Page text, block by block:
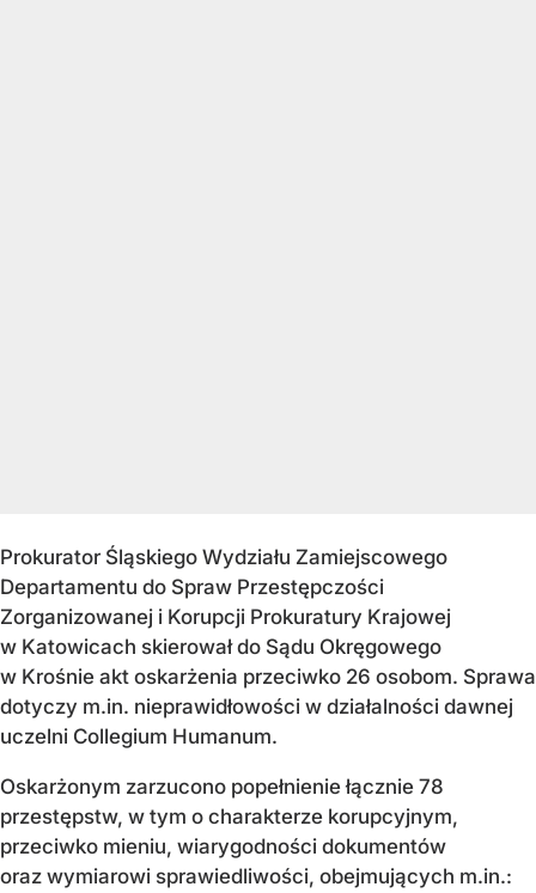
Prokurator Śląskiego Wydziału Zamiejscowego
Departamentu do Spraw Przestępczości
Zorganizowanej i Korupcji Prokuratury Krajowej
w Katowicach skierował do Sądu Okręgowego
w Krośnie akt oskarżenia przeciwko 26 osobom. Sprawa
dotyczy m.in. nieprawidłowości w działalności dawnej
uczelni Collegium Humanum.
Oskarżonym zarzucono popełnienie łącznie 78
przestępstw, w tym o charakterze korupcyjnym,
przeciwko mieniu, wiarygodności dokumentów
oraz wymiarowi sprawiedliwości, obejmujących m.in.: